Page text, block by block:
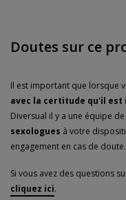
Doutes sur ce
Il est important que lorsque
avec la certitude qu'il est
Diversual il y a une équipe
sexologues à votre
engagement en cas de doute.
Si vous avez des questions
cliquez ici.